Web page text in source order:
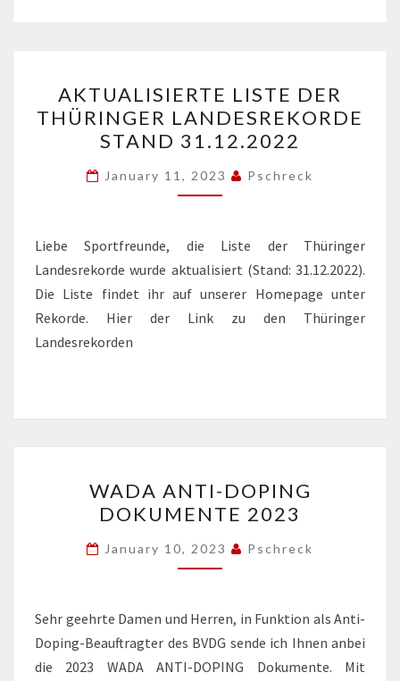
LISTE
DER
THÜRINGER
LANDESREKORDE
STAND
AKTUALISIERTE LISTE DER
THÜRINGER LANDESREKORDE
STAND 31.12.2022
January 11, 2023 Pschreck
Liebe Sportfreunde, die Liste der Thüringer
Landesrekorde wurde aktualisiert (Stand: 31.12.2022).
Die Liste findet ihr auf unserer Homepage unter
Rekorde. Hier der Link zu den Thüringer
Landesrekorden
ANTI-
DOPING
DOKUMENTE
2023
WADA ANTI-DOPING
DOKUMENTE 2023
January 10, 2023 Pschreck
Sehr geehrte Damen und Herren, in Funktion als Anti-
Doping-Beauftragter des BVDG sende ich Ihnen anbei
die 2023 WADA ANTI-DOPING Dokumente. Mit